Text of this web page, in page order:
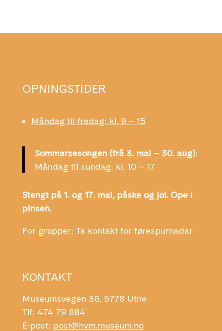
OPNINGSTIDER
Måndag til fredag: kl. 9 – 15
Sommarsesongen (frå 3. mai – 30. aug):
Måndag til sundag: kl. 10 – 17
Stengt på 1. og 17. mai, påske og jol. Ope i
pinsen.
For grupper: Ta kontakt for førespurnadar
KONTAKT
Museumsvegen 36, 5778 Utne
Tlf: 474 79 884
E-post: post@hvm.museum.no